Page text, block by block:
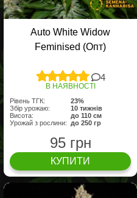
Auto White Widow
Feminised (Опт)
4
В НАЯВНОСТІ
Рівень ТГК:
23%
Збір урожаю:
10 тижнів
Висота:
до 110 см
Урожай з рослини:
до 250 гр
95 грн
КУПИТИ